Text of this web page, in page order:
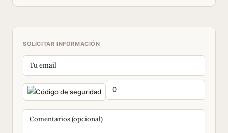
SOLICITAR INFORMACIÓN